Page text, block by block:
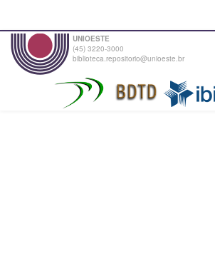
UNIOESTE
(45) 3220-3000
biblioteca.repositorio@unioeste.br